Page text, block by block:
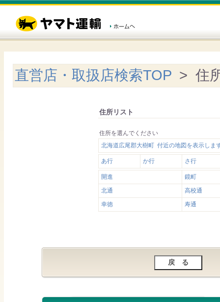
直営店・取扱店検索TOP > 住
住所リスト
住所を選んでください
北海道広尾郡大樹町 付近の地図を表示しま
あ行 か行 さ行
開進
鏡町
北通
高校通
幸徳
寿通